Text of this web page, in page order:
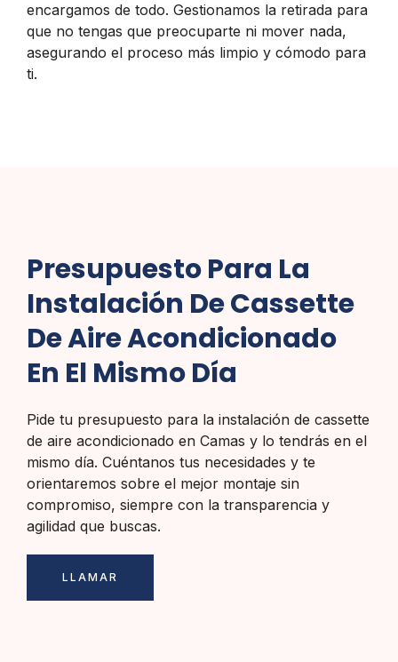
encargamos de todo. Gestionamos la retirada para
que no tengas que preocuparte ni mover nada,
asegurando el proceso más limpio y cómodo para
ti.
Presupuesto Para La
Instalación De Cassette
De Aire Acondicionado
En El Mismo Día
Pide tu presupuesto para la instalación de cassette
de aire acondicionado en Camas y lo tendrás en el
mismo día. Cuéntanos tus necesidades y te
orientaremos sobre el mejor montaje sin
compromiso, siempre con la transparencia y
agilidad que buscas.
LLAMAR